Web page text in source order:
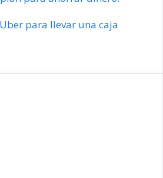
para llevar una caja